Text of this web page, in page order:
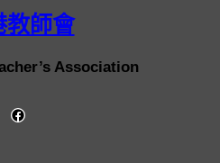
教師會
Association